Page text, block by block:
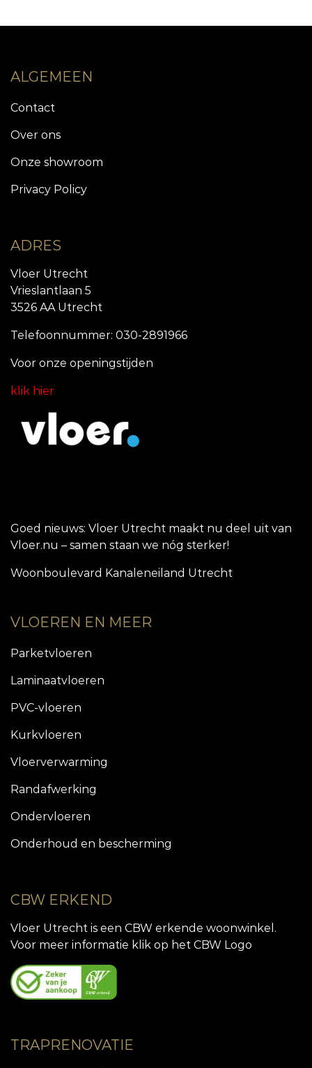
ALGEMEEN
Contact
Over ons
Onze showroom
Privacy Policy
ADRES
Vloer Utrecht
Vrieslantlaan 5
3526 AA Utrecht
Telefoonnummer: 030-2891966
Voor onze openingstijden
klik hier
Goed nieuws: Vloer Utrecht maakt nu deel uit van
Vloer.nu – samen staan we nóg sterker!
Woonboulevard Kanaleneiland Utrecht
VLOEREN EN MEER
Parketvloeren
Laminaatvloeren
PVC-vloeren
Kurkvloeren
Vloerverwarming
Randafwerking
Ondervloeren
Onderhoud en bescherming
CBW ERKEND
Vloer Utrecht is een CBW erkende woonwinkel.
Voor meer informatie klik op het CBW Logo
TRAPRENOVATIE